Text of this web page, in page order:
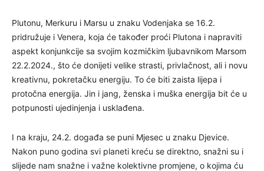
Plutonu, Merkuru i Marsu u znaku Vodenjaka se 16.2.
pridružuje i Venera, koja će također proći Plutona i napraviti
aspekt konjunkcije sa svojim kozmičkim ljubavnikom Marsom
22.2.2024., što će donijeti velike strasti, privlačnost, ali i novu
kreativnu, pokretačku energiju. To će biti zaista lijepa i
protočna energija. Jin i jang, ženska i muška energija bit će u
potpunosti ujedinjenja i usklađena.
I na kraju, 24.2. događa se puni Mjesec u znaku Djevice.
Nakon puno godina svi planeti kreću se direktno, snažni su i
slijede nam snažne i važne kolektivne promjene, o kojima ću